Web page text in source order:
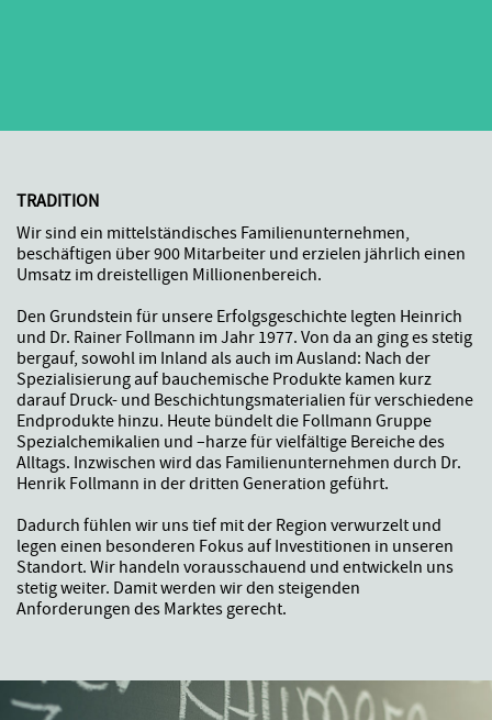
TRADITION
Wir sind ein mittelständisches Familienunternehmen,
beschäftigen über 900 Mitarbeiter und erzielen jährlich einen
Umsatz im dreistelligen Millionenbereich.
Den Grundstein für unsere Erfolgsgeschichte legten Heinrich
und Dr. Rainer Follmann im Jahr 1977. Von da an ging es stetig
bergauf, sowohl im Inland als auch im Ausland: Nach der
Spezialisierung auf bauchemische Produkte kamen kurz
darauf Druck- und Beschichtungsmaterialien für verschiedene
Endprodukte hinzu. Heute bündelt die Follmann Gruppe
Spezialchemikalien und –harze für vielfältige Bereiche des
Alltags. Inzwischen wird das Familienunternehmen durch Dr.
Henrik Follmann in der dritten Generation geführt.
Dadurch fühlen wir uns tief mit der Region verwurzelt und
legen einen besonderen Fokus auf Investitionen in unseren
Standort. Wir handeln vorausschauend und entwickeln uns
stetig weiter. Damit werden wir den steigenden
Anforderungen des Marktes gerecht.